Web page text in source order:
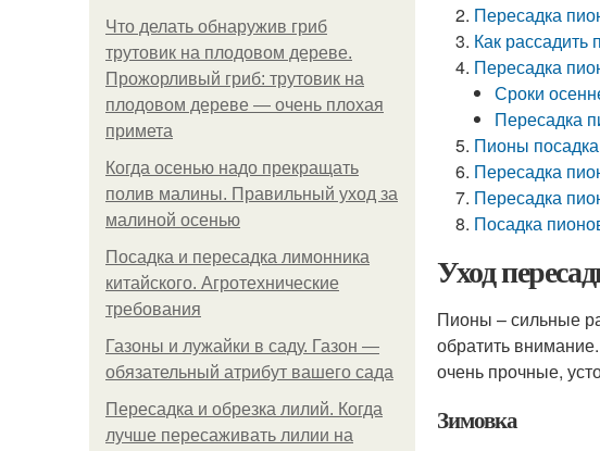
Что делать обнаружив гриб
трутовик на плодовом дереве.
Прожорливый гриб: трутовик на
плодовом дереве — очень плохая
примета
Когда осенью надо прекращать
полив малины. Правильный уход за
малиной осенью
Посадка и пересадка лимонника
китайского. Агротехнические
требования
Газоны и лужайки в саду. Газон —
обязательный атрибут вашего сада
Пересадка и обрезка лилий. Когда
лучше пересаживать лилии на
Пересадка
Как
Пересадка
Сроки
Пересадка
Пионы
Пересадка
Пересадка
Посадка
Уход
Пионы – сильные
обратить
очень прочные,
Зимовка